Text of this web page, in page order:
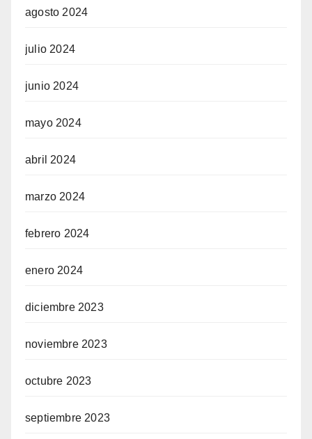
agosto 2024
julio 2024
junio 2024
mayo 2024
abril 2024
marzo 2024
febrero 2024
enero 2024
diciembre 2023
noviembre 2023
octubre 2023
septiembre 2023